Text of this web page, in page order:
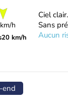
h
20 km/h
Ciel clair.
Sans
Aucun
end